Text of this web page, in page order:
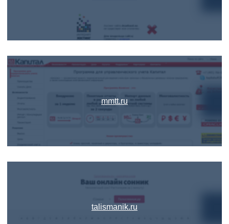
mmtt.ru
talismanik.ru